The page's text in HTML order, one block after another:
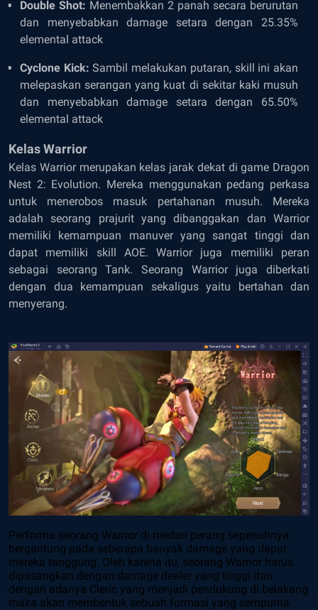
Double Shot: Menembakkan 2 panah secara berurutan
dan menyebabkan damage setara dengan 25.35%
elemental attack
Cyclone Kick: Sambil melakukan putaran, skill ini akan
melepaskan serangan yang kuat di sekitar kaki musuh
dan menyebabkan damage setara dengan 65.50%
elemental attack
Kelas Warrior
Kelas Warrior merupakan kelas jarak dekat di game Dragon
Nest 2: Evolution. Mereka menggunakan pedang perkasa
untuk menerobos masuk pertahanan musuh. Mereka
adalah seorang prajurit yang dibanggakan dan Warrior
memiliki kemampuan manuver yang sangat tinggi dan
dapat memiliki skill AOE. Warrior juga memiliki peran
sebagai seorang Tank. Seorang Warrior juga diberkati
dengan dua kemampuan sekaligus yaitu bertahan dan
menyerang.
Performa seorang Warrior di medan perang sepenuhnya
bergantung pada seberapa banyak damage yang dapat
mereka tanggung. Oleh karena itu, seorang Warrior harus
dipasangkan dengan damage dealer yang tinggi dan
dengan adanya Cleric yang menjadi pendukung di belakang
maka akan membentuk sebuah formasi yang sempurna.